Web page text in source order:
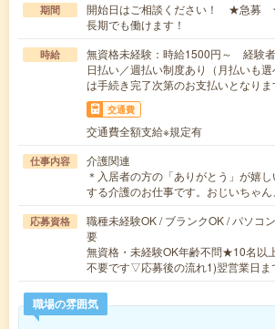
期間
開始日はご相談ください！ ★急募 ★
長期でも働けます！
時給
無資格未経験：時給1500円～ 経験
日払い／週払い制度あり（月払いも
は手続き完了次第のお支払いとなりま
交通費
交通費全額支給※規定有
仕事内容
介護関連
＊入居者の方の「ありがとう」が嬉
する介護のお仕事です。おじいちゃ
応募資格
職種未経験OK / ブランクOK / パソコ
要
無資格・未経験OK年齢不問★10名以
不要です▽応募後の流れ1)翌営業日
職場の雰囲気